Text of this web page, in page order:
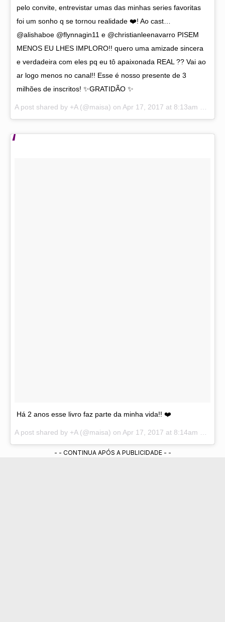
pelo convite, entrevistar umas das minhas series favoritas
foi um sonho q se tornou realidade ❤️! Ao cast…
@alishaboe @flynnagin11 e @christianleenavarro PISEM
MENOS EU LHES IMPLORO!! quero uma amizade sincera
e verdadeira com eles pq eu tô apaixonada REAL ?? Vai ao
ar logo menos no canal!! Esse é nosso presente de 3
milhões de inscritos! ✨GRATIDÃO ✨
A post shared by +A (@maisa) on Apr 17, 2017 at 8:13am PDT
Há 2 anos esse livro faz parte da minha vida!! ❤️
A post shared by +A (@maisa) on Apr 17, 2017 at 8:14am PDT
- - CONTINUA APÓS A PUBLICIDADE - -